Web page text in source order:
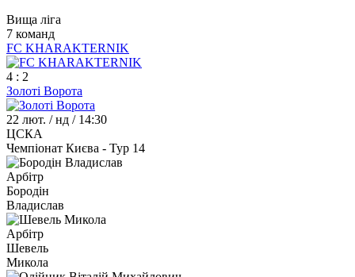
Вища ліга
7 команд
FC KHARAKTERNIK
4 : 2
Золоті Ворота
22 лют. / нд / 14:30
ЦСКА
Чемпіонат Києва - Тур 14
Арбітр
Бородін
Владислав
Арбітр
Шевель
Микола